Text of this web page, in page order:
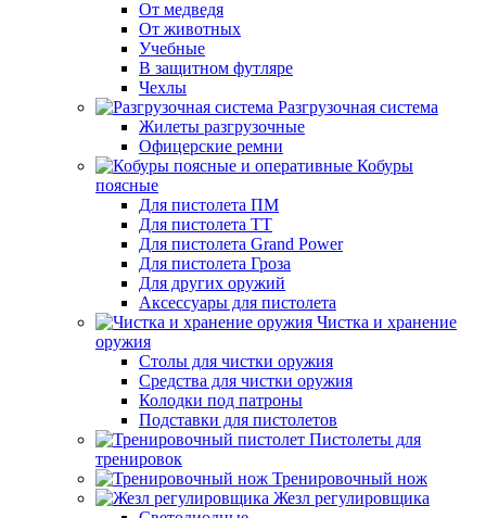
От медведя
От животных
Учебные
В защитном футляре
Чехлы
Разгрузочная система
Жилеты разгрузочные
Офицерские ремни
Кобуры
поясные
Для пистолета ПМ
Для пистолета ТТ
Для пистолета Grand Power
Для пистолета Гроза
Для других оружий
Аксессуары для пистолета
Чистка и хранение
оружия
Столы для чистки оружия
Средства для чистки оружия
Колодки под патроны
Подставки для пистолетов
Пистолеты для
тренировок
Тренировочный нож
Жезл регулировщика